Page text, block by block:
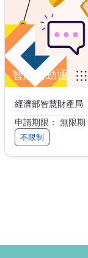
智財活動通
經濟部智慧財產局
申請期限： 無限期
不限制